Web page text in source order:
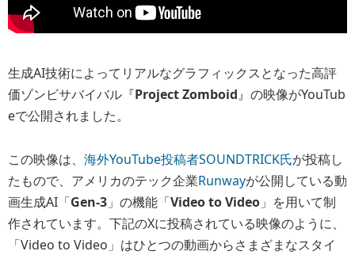
生成AI技術によってリアルなグラフィックスとなった高評
価ゾンビサバイバル『Project Zomboid』の映像がYouTub
eで公開されました。
この映像は、 海外YouTube投稿者SOUNDTRICK氏が投稿し
たもので、アメリカのテック企業Runwayが公開している動
画生成AI「Gen-3 」の機能「Video to Video 」を用いて制
作されています。下記のXに投稿されている映像のように、
「Video to Video」はひとつの動画からさまざまなスタイ